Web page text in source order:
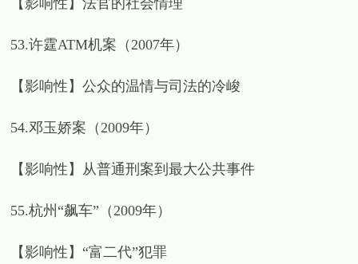
【影响性】法官的社会情理
53.许霆ATM机案（2007年）
【影响性】公众的温情与司法的冷峻
54.邓玉娇案（2009年）
【影响性】从普通刑案到最大公共事件
55.杭州“飙车”（2009年）
【影响性】“富二代”犯罪